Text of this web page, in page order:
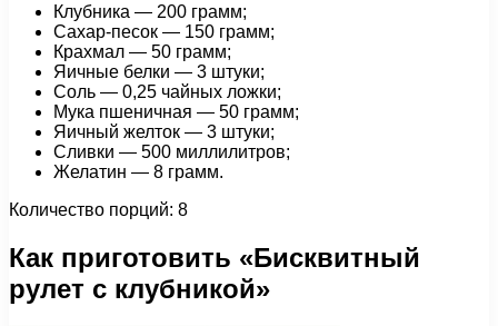
Клубника — 200 грамм;
Сахар-песок — 150 грамм;
Крахмал — 50 грамм;
Яичные белки — 3 штуки;
Соль — 0,25 чайных ложки;
Мука пшеничная — 50 грамм;
Яичный желток — 3 штуки;
Сливки — 500 миллилитров;
Желатин — 8 грамм.
Количество порций: 8
Как приготовить «Бисквитный
рулет с клубникой»